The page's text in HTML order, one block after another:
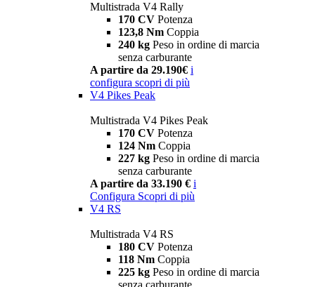
Multistrada V4 Rally
170 CV Potenza
123,8 Nm Coppia
240 kg Peso in ordine di marcia
senza carburante
A partire da 29.190€ i
configura scopri di più
V4 Pikes Peak
Multistrada V4 Pikes Peak
170 CV Potenza
124 Nm Coppia
227 kg Peso in ordine di marcia
senza carburante
A partire da 33.190 € i
Configura Scopri di più
V4 RS
Multistrada V4 RS
180 CV Potenza
118 Nm Coppia
225 kg Peso in ordine di marcia
senza carburante